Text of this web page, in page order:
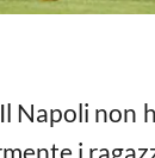
Napoli non
i